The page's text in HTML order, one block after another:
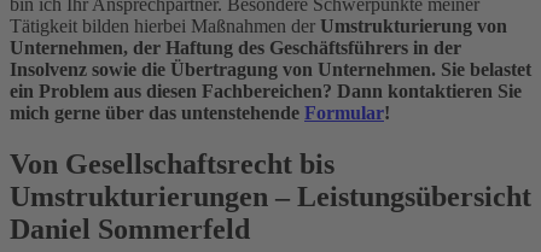
bin ich Ihr Ansprechpartner. Besondere Schwerpunkte meiner
Tätigkeit bilden hierbei Maßnahmen der Umstrukturierung von
Unternehmen, der Haftung des Geschäftsführers in der
Insolvenz sowie die Übertragung von Unternehmen. Sie belastet
ein Problem aus diesen Fachbereichen? Dann kontaktieren Sie
mich gerne über das untenstehende Formular!
Von Gesellschaftsrecht bis
Umstrukturierungen – Leistungsübersicht
Daniel Sommerfeld